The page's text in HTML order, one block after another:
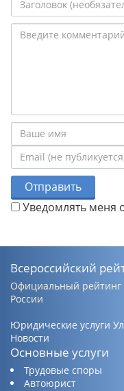
Отправить
Уведомлять меня
Всероссийский
Официальный рейтинг
России
Юридические услуги
Новости
Основные услуги
Трудовые споры
Автоюрист